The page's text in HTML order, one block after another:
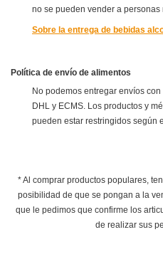
no se pueden vender a personas
Sobre la entrega de bebidas
Política de envío de alimentos
No podemos entregar envíos
DHL y ECMS. Los productos y
pueden estar restringidos según
* Al comprar productos populares,
posibilidad de que se pongan a la
que le pedimos que confirme los
de realizar sus